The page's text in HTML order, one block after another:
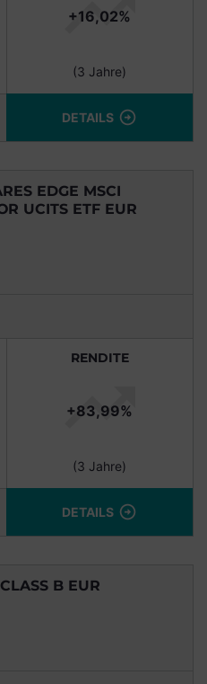
+16,02%
(3 Jahre)
DETAILS
EDGE MSCI
UCITS ETF EUR
RENDITE
+83,99%
(3 Jahre)
DETAILS
B EUR